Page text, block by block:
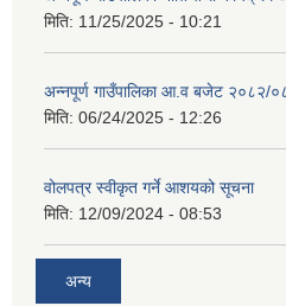
मिति: 11/25/2025 - 10:21
अन्नपूर्ण गाउँपालिका आ.व बजेट २०८२/
मिति: 06/24/2025 - 12:26
वोलपत्र स्वीकृत गर्ने आशयको सूचना
मिति: 12/09/2024 - 08:53
अन्य